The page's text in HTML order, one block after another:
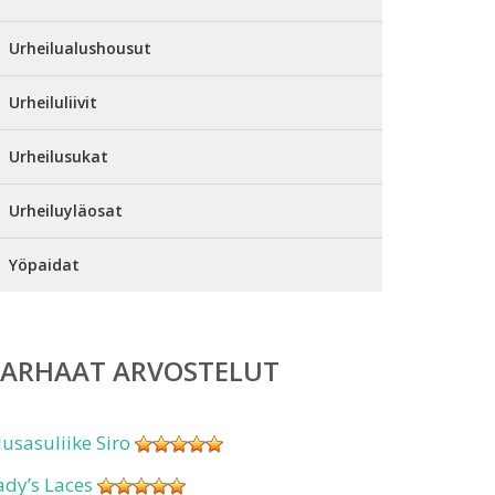
Urheilualushousut
Urheiluliivit
Urheilusukat
Urheiluyläosat
Yöpaidat
ARVOSTELUT
Siro
Laces